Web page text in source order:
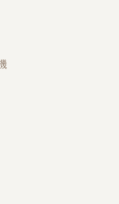
ました。 梱包も
。